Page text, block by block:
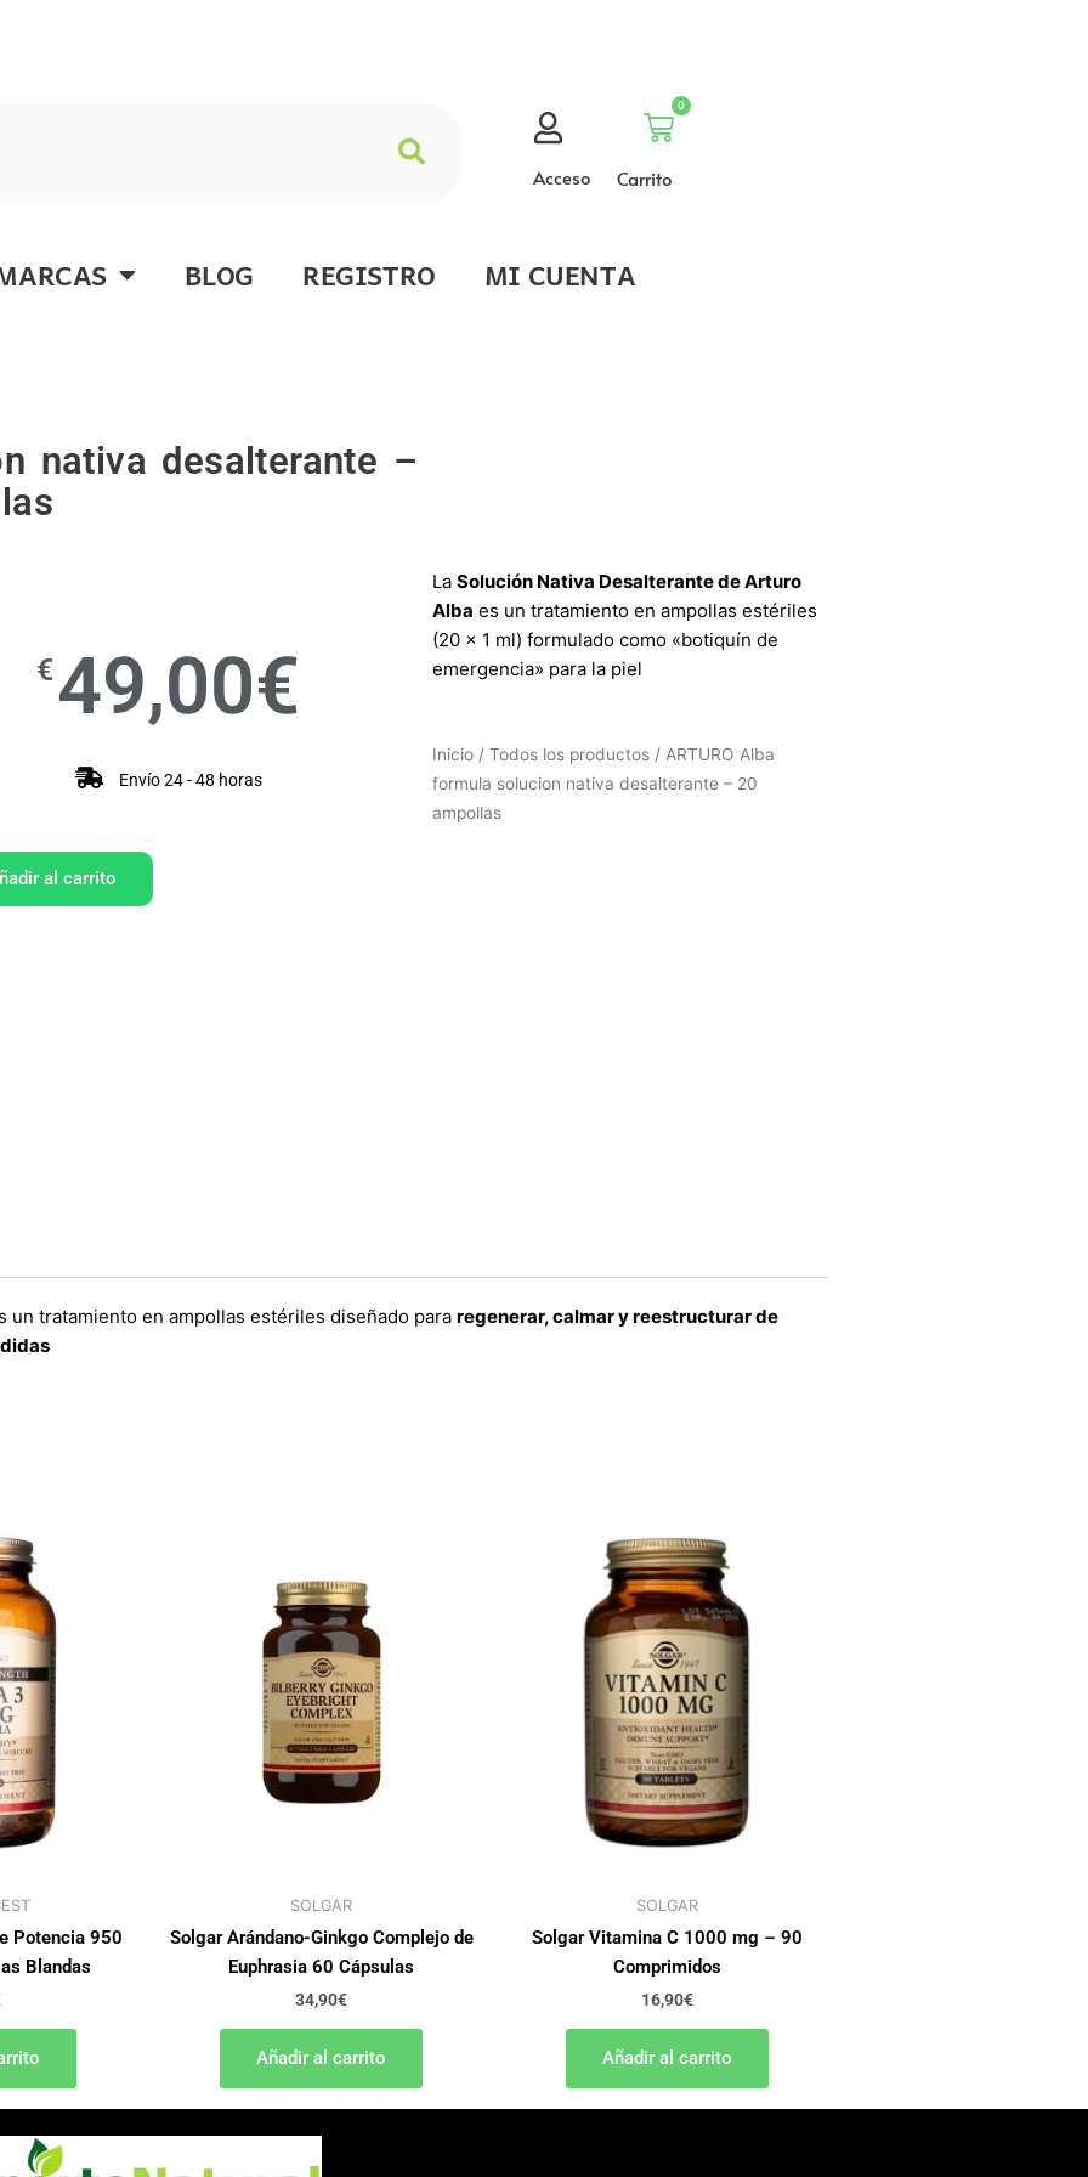
Acceso
0
Carrito
Carrito
BLOG REGISTRO MI CUENTA
nativa desalterante –
€49,00€
Envío 24 - 48 horas
al carrito
La Solución Nativa Desalterante de Arturo
Alba es un tratamiento en ampollas estériles
(20 x 1 ml) formulado como «botiquín de
emergencia» para la piel
Inicio/ Todos los productos/ ARTURO Alba
formula solucion nativa desalterante – 20
ampollas
un tratamiento en ampollas estériles diseñado para regenerar, calmar y reestructurar de
Potencia 950
Blandas
SOLGAR
Solgar Arándano-Ginkgo Complejo de
Euphrasia 60 Cápsulas
34,90€
Añadir al carrito
SOLGAR
Solgar Vitamina C 1000 mg – 90
Comprimidos
16,90€
Añadir al carrito